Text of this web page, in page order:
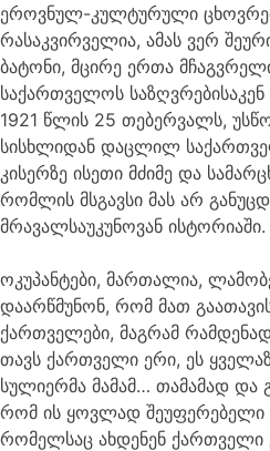
ეროვნულ-კულტურული
რასაკვირველია, ამას ვერ
ბატონი, მცირე ერთა
საქართველოს
1921 წლის 25 თებერვალს,
სისხლიდან დაცლილ
კისერზე ისეთი მძიმე და
რომლის მსგავსი მას არ
მრავალსაუკუნოვან ისტორიაში.
ოკუპანტები, მართალია,
დაარწმუნონ, რომ მათ
ქართველები, მაგრამ
თავს ქართველი ერი, ეს
სულიერმა მამამ… თამამად და
რომ ის ყოვლად შეუფერებელი
რომელსაც ახდენენ ქართველი